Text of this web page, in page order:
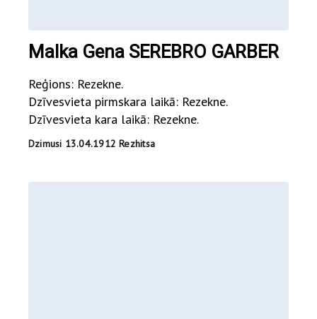
Malka Gena SEREBRO GARBER
Reģions: Rezekne.
Dzīvesvieta pirmskara laikā: Rezekne.
Dzīvesvieta kara laikā: Rezekne.
Dzimusi 13.04.1912 Rezhitsa